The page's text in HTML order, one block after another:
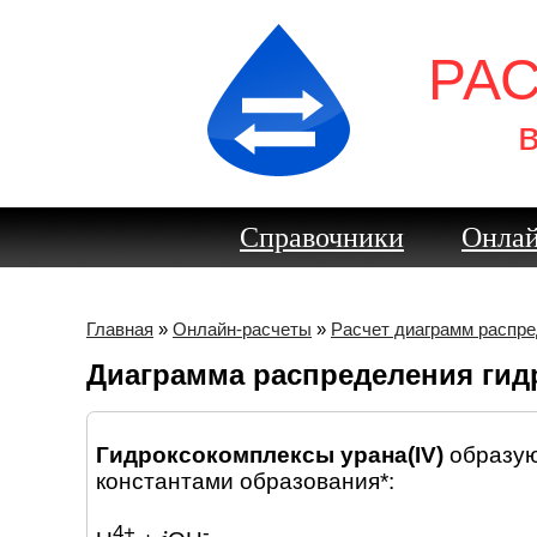
Справочники
Главная » Онлайн-расчеты » Расчет диаграмм
Диаграмма распределения
Гидроксокомплексы урана(IV)
константами образования*: